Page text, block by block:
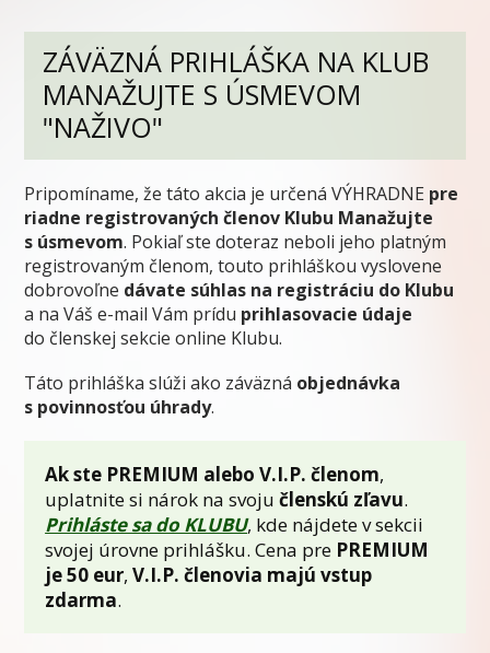
ZÁVÄZNÁ PRIHLÁŠKA NA KLUB
MANAŽUJTE S ÚSMEVOM
"NAŽIVO"
Pripomíname, že táto akcia je určená VÝHRADNE pre
riadne registrovaných členov Klubu Manažujte
s úsmevom. Pokiaľ ste doteraz neboli jeho platným
registrovaným členom, touto prihláškou vyslovene
dobrovoľne dávate súhlas na registráciu do Klubu
a na Váš e-mail Vám prídu prihlasovacie údaje
do členskej sekcie online Klubu.
Táto prihláška slúži ako záväzná objednávka
s povinnosťou úhrady.
Ak ste PREMIUM alebo V.I.P. členom,
uplatnite si nárok na svojučlenskú zľavu.
Prihláste sa do KLUBU, kde nájdete v sekcii
svojej úrovne prihlášku. Cena pre PREMIUM
je 50 eur,V.I.P. členovia majú vstup
zdarma.